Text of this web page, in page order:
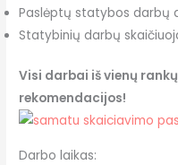
Paslėptų statybos darbų
Statybinių darbų
Visi darbai iš vienų
rekomendacijos!
Darbo laikas: